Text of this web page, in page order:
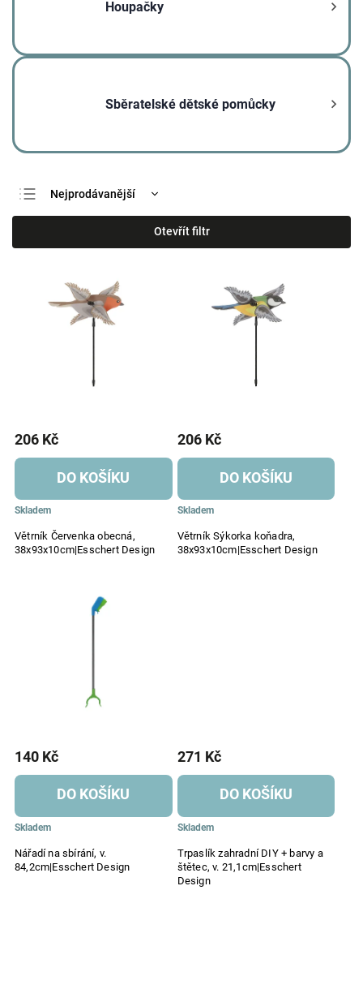
Houpačky
Sběratelské dětské pomůcky
Nejprodávanější
Nejlevnější
Nejdražší
Otevřít filtr
Větrník Červenka obecná,
38x93x10cm|Esschert Design
Skladem
206 Kč
DO KOŠÍKU
Větrník Sýkorka koňadra,
38x93x10cm|Esschert Design
Skladem
206 Kč
DO KOŠÍKU
Nářadí na sbírání, v.
84,2cm|Esschert Design
Skladem
140 Kč
DO KOŠÍKU
Trpaslík zahradní DIY + barvy a
štětec, v. 21,1cm|Esschert
Design
Skladem
271 Kč
DO KOŠÍKU